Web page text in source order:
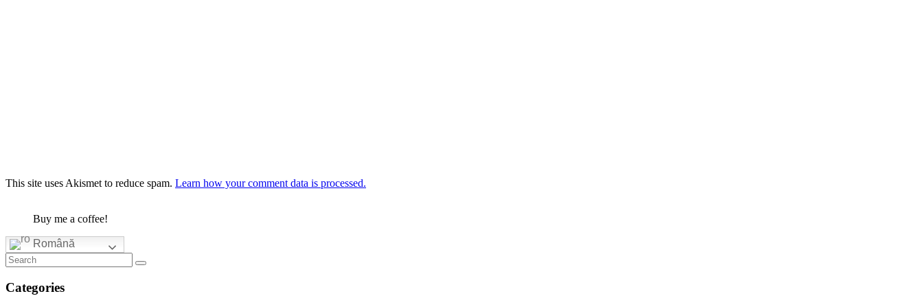
This site uses Akismet to reduce spam. Learn how your comment data is processed.
Buy me a coffee!
Română
Categories